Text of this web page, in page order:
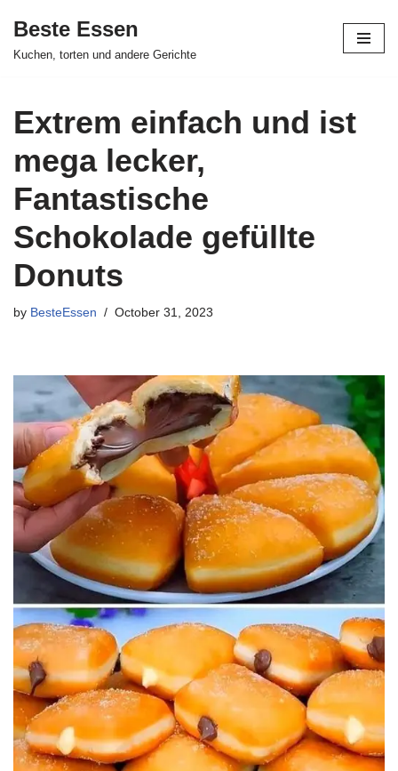
Skip
Beste Essen
Kuchen, torten und andere Gerichte
Extrem einfach und ist
mega lecker,
Fantastische
Schokolade gefüllte
Donuts
by BesteEssen October 31, 2023